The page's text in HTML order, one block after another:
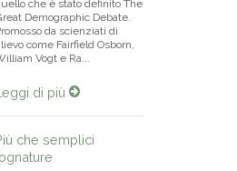
che è stato definito The
Demographic Debate.
da scienziati di
come Fairfield Osborn,
Vogt e Ra...
di più
che semplici